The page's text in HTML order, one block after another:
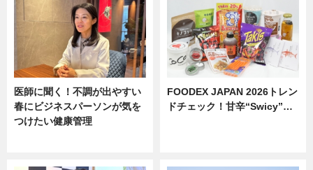
医師に聞く！不調が出やすい
春にビジネスパーソンが気を
つけたい健康管理
FOODEX JAPAN 2026トレン
ドチェック！甘辛“Swicy”…